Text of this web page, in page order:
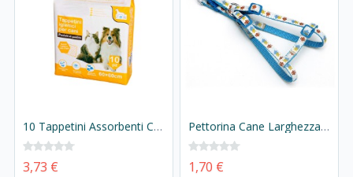
10 Tappetini Assorbenti Cane 60X60cm Con Adesivo Agli Angoli Pannolino Telini Igienici Per Animali
3,73 €
Pettorina Cane Larghezza 1cm Lunghezza 26-37cm Colore Assortito
1,70 €